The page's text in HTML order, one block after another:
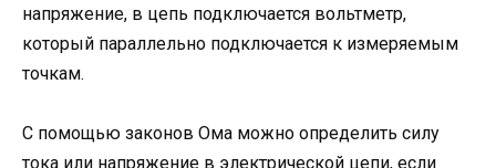
напряжение, в цепь подключается вольтметр,
который параллельно подключается к измеряемым
точкам.
С помощью законов Ома можно определить силу
тока или напряжение в электрической цепи, если